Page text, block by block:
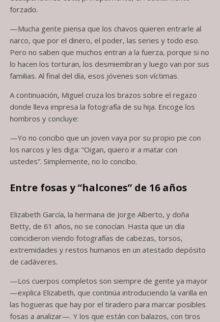
forzado.
—Mucha gente piensa que los chavos quieren entrarle al
narco, que por el dinero, el poder, las series y todo eso.
Pero no saben que muchos entran a la fuerza, porque si no
lo hacen los torturan, los desmiembran y luego van por sus
familias. Al final del día, esos jóvenes son víctimas.
A continuación, Miguel cruza los brazos sobre el regazo
donde lleva impresa la fotografía de su hija. Encoge los
hombros y concluye:
—Yo no concibo que un joven vaya por su propio pie con
los narcos y les diga: “Oigan, quiero ir a matar con
ustedes”. Simplemente, no lo concibo.
Entre fosas y “halcones” de 16 años
Elizabeth García, la hermana de Jorge Alberto, y doña
Betty, de 61 años, no se conocían. Hasta que un día
coincidieron viendo fotografías de cabezas, torsos,
extremidades y restos humanos en un atestado depósito
de cadáveres.
—Los cuerpos completos son siempre de gente ya mayor
—explica Elizabeth, que continúa introduciendo la varilla en
las hogueras que hay por el tiradero para marcar posibles
fosas a analizar—. Y los que están con balazos, con tiros